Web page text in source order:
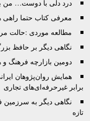
درد دلی با دوست… من
معرفی کتاب حتما
مطالعه موردی :حالت
نگاهی دیگر بر حافظ
دومین بازارچه فرهنگ و
همایش روان‌پژوهان
برابر غیرحرفه‌ای‌های تجاری
نگاهی دیگر به سرزمین
تازه